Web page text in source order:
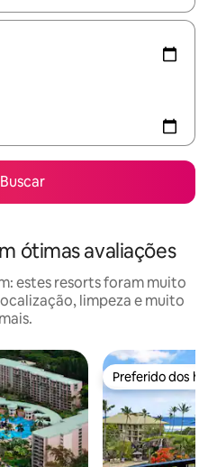
Buscar
ótimas avaliações
estes resorts foram muito
limpeza e muito
mais.
Preferido dos
Preferido dos